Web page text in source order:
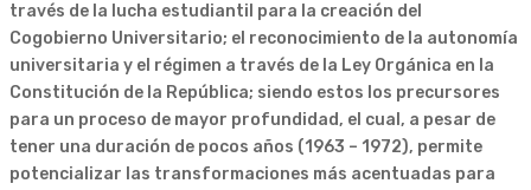
través de la lucha estudiantil para la creación del
Cogobierno Universitario; el reconocimiento de la autonomía
universitaria y el régimen a través de la Ley Orgánica en la
Constitución de la República; siendo estos los precursores
para un proceso de mayor profundidad, el cual, a pesar de
tener una duración de pocos años (1963 – 1972), permite
potencializar las transformaciones más acentuadas para